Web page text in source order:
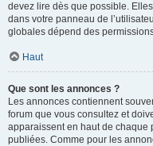
devez lire dès que possible.
dans votre panneau de
globales dépend des
Haut
Que sont les annonces ?
Les annonces contiennent
forum que vous consultez et
apparaissent en haut de chaque
publiées. Comme pour les